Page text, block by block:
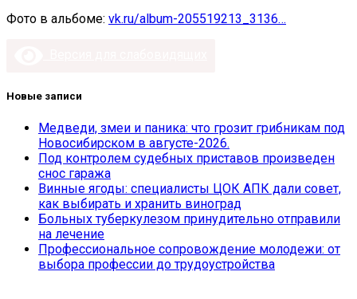
Фото в альбоме: vk.ru/album-205519213_3136…
Новые записи
Медведи, змеи и паника: что грозит грибникам под
Новосибирском в августе-2026.
Под контролем судебных приставов произведен
снос гаража
Винные ягоды: специалисты ЦОК АПК дали совет,
как выбирать и хранить виноград
Больных туберкулезом принудительно отправили
на лечение
Профессиональное сопровождение молодежи: от
выбора профессии до трудоустройства